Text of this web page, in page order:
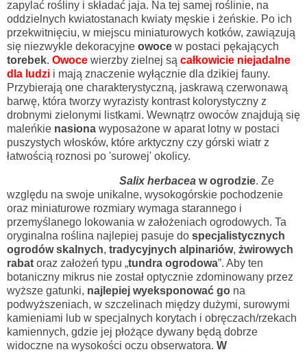
zapylać rośliny i składać jaja. Na tej samej roślinie, na
oddzielnych kwiatostanach kwiaty męskie i żeńskie. Po ich
przekwitnięciu, w miejscu miniaturowych kotków, zawiązują
się niezwykle dekoracyjne owoce w postaci pękających
torebek. Owoce wierzby zielnej są całkowicie niejadalne
dla ludzi i mają znaczenie wyłącznie dla dzikiej fauny.
Przybierają one charakterystyczną, jaskrawą czerwonawą
barwę, która tworzy wyrazisty kontrast kolorystyczny z
drobnymi zielonymi listkami. Wewnątrz owoców znajdują się
maleńkie nasiona wyposażone w aparat lotny w postaci
puszystych włosków, które arktyczny czy górski wiatr z
łatwością roznosi po 'surowej' okolicy.
Salix herbacea w ogrodzie. Ze
względu na swoje unikalne, wysokogórskie pochodzenie
oraz miniaturowe rozmiary wymaga starannego i
przemyślanego lokowania w założeniach ogrodowych. Ta
oryginalna roślina najlepiej pasuje do specjalistycznych
ogrodów skalnych, tradycyjnych alpinariów, żwirowych
rabat oraz założeń typu „tundra ogrodowa”. Aby ten
botaniczny mikrus nie został optycznie zdominowany przez
wyższe gatunki, najlepiej wyeksponować go na
podwyższeniach, w szczelinach między dużymi, surowymi
kamieniami lub w specjalnych korytach i obręczach/rzekach
kamiennych, gdzie jej płożące dywany będą dobrze
widoczne na wysokości oczu obserwatora. W